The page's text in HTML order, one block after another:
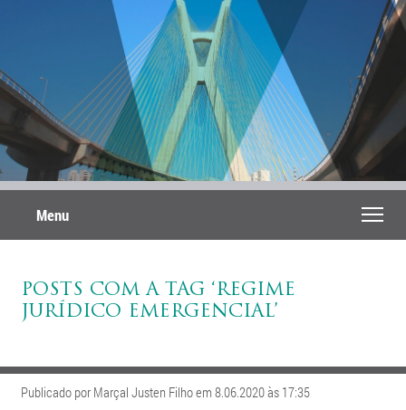
Menu
POSTS COM A TAG ‘REGIME
JURÍDICO EMERGENCIAL’
Publicado por Marçal Justen Filho em 8.06.2020 às 17:35